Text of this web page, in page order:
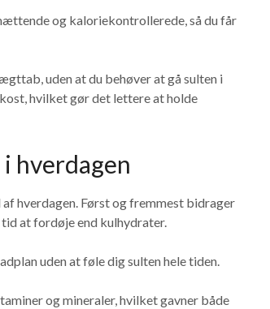
og kaloriekontrollerede, så du får
uden at du behøver at gå sulten i
hvilket gør det lettere at holde
hverdagen
hverdagen. Først og fremmest bidrager
at fordøje end kulhydrater.
uden at føle dig sulten hele tiden.
og mineraler, hvilket gavner både